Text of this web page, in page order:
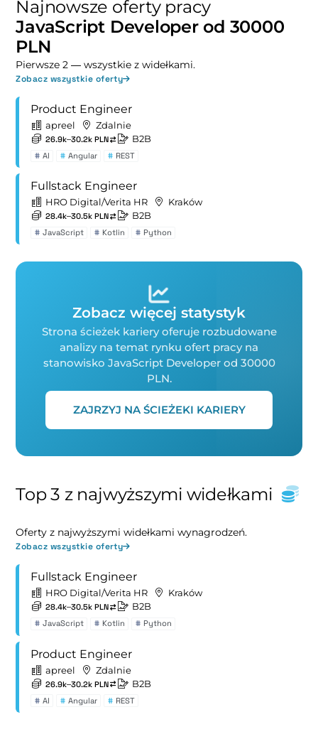
Najnowsze oferty pracy
JavaScript Developer od 30000
PLN
Pierwsze 2 — wszystkie z widełkami.
Zobacz wszystkie oferty
Product Engineer
apreel Zdalnie
26.9k–30.2k PLN B2B
# AI # Angular # REST
Fullstack Engineer
HRO Digital/Verita HR Kraków
28.4k–30.5k PLN B2B
# JavaScript # Kotlin # Python
Zobacz więcej statystyk
Strona ścieżek kariery oferuje rozbudowane
analizy na temat rynku ofert pracy na
stanowisko JavaScript Developer od 30000
PLN.
ZAJRZYJ NA ŚCIEŻEKI KARIERY
Top 3 z najwyższymi widełkami
Oferty z najwyższymi widełkami wynagrodzeń.
Zobacz wszystkie oferty
Fullstack Engineer
HRO Digital/Verita HR Kraków
28.4k–30.5k PLN B2B
# JavaScript # Kotlin # Python
Product Engineer
apreel Zdalnie
26.9k–30.2k PLN B2B
# AI # Angular # REST